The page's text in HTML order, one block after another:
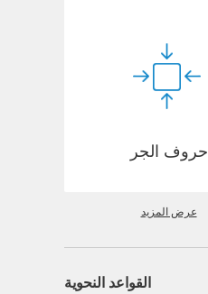
حروف الجر
عرض المزيد
القواعد النحوية